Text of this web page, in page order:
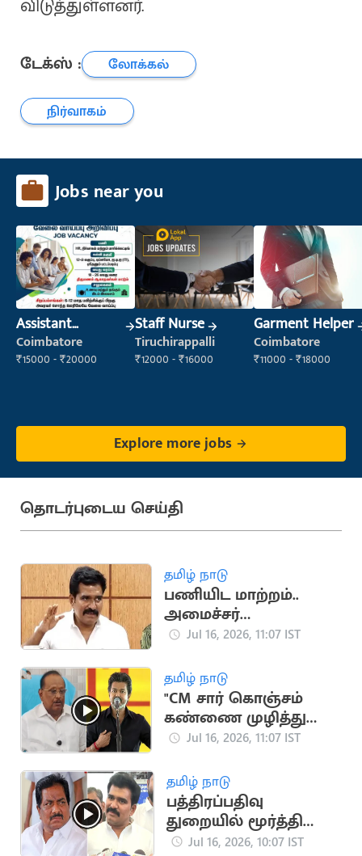
விடுத்துள்ளனர்.
டேக்ஸ் :
லோக்கல்
நிர்வாகம்
Jobs near you
Assistant
Manager
Coimbatore
₹15000 - ₹20000
Staff Nurse
Tiruchirappalli
₹12000 - ₹16000
Garment Helper
Coimbatore
₹11000 - ₹18000
Explore more jobs
தொடர்புடைய செய்தி
தமிழ் நாடு
பணியிட மாற்றம்..
அமைச்சர்
நிர்மல்குமாரின்
சிறப்பு சலுகையா?
Jul 16, 2026, 11:07 IST
தமிழ் நாடு
"CM சார் கொஞ்சம்
கண்ணை முழித்து
பாருங்கள்".. முன்னாள்
Jul 16, 2026, 11:07 IST
தமிழ் நாடு
பத்திரப்பதிவு
துறையில் மூர்த்தி
பணம் வசூலித்ததாக
Jul 16, 2026, 10:07 IST